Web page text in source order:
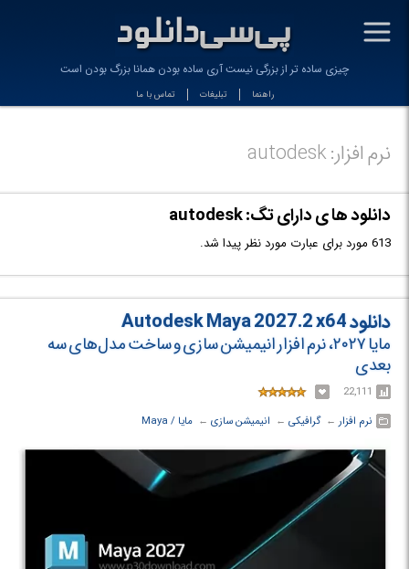
-
چیزی ساده تر از بزرگی نیست آری ساده بودن همانا بزرگ بودن است
راهنما تبلیغات تماس با ما
نرم افزار: autodesk
دانلود ها ی دارای تگ: autodesk
613 مورد برای عبارت مورد نظر پیدا شد.
دانلود Autodesk Maya 2027.2 x64
مایا ۲۰۲۷، نرم افزار انیمیشن سازی و ساخت مدل‌های سه
بعدی
22,111
نرم افزار ← ‏گرافیکی ← ‏ انیمیشن سازی ← ‏ مایا / Maya